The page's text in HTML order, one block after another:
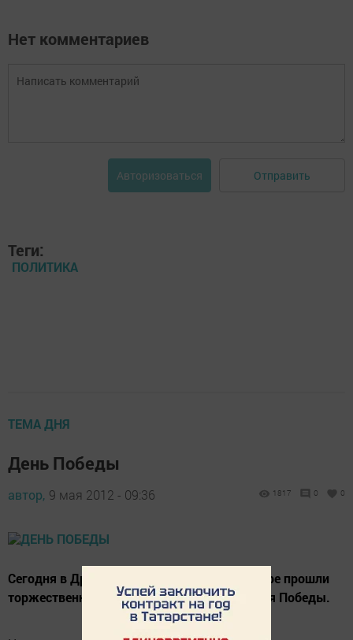
Нет комментариев
Авторизоваться Отправить
Теги:
ПОЛИТИКА
ТЕМА ДНЯ
День Победы
автор, 9 мая 2012 - 09:36 1817 0 0
Сегодня в Дрожжановском районном центре прошли
торжественные мероприятия по случаю Дня Победы.